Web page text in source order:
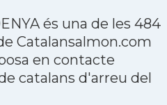
és una de les 484
Catalansalmon.com
en contacte
catalans d'arreu del